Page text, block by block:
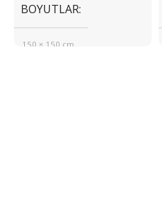
BOYUTLAR
150 × 150 cm